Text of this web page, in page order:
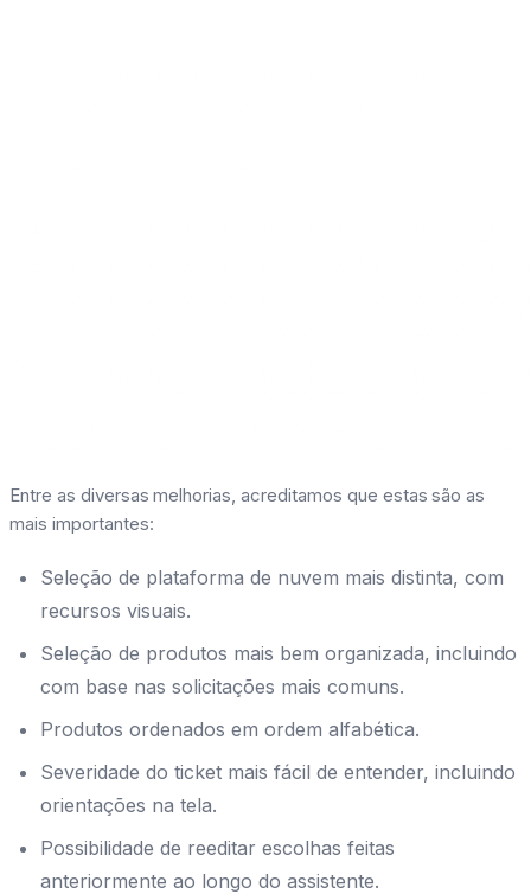
Entre as diversas melhorias, acreditamos que estas são as
mais importantes:
Seleção de plataforma de nuvem mais distinta, com
recursos visuais.
Seleção de produtos mais bem organizada, incluindo
com base nas solicitações mais comuns.
Produtos ordenados em ordem alfabética.
Severidade do ticket mais fácil de entender, incluindo
orientações na tela.
Possibilidade de reeditar escolhas feitas
anteriormente ao longo do assistente.